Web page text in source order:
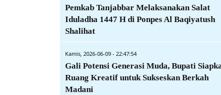
Pemkab Tanjabbar Melaksanakan Salat
Iduladha 1447 H di Ponpes Al Baqiyatush
Shalihat
Kamis, 2026-06-09 - 22:47:54
Gali Potensi Generasi Muda, Bupati
Ruang Kreatif untuk Sukseskan Berkah
Madani